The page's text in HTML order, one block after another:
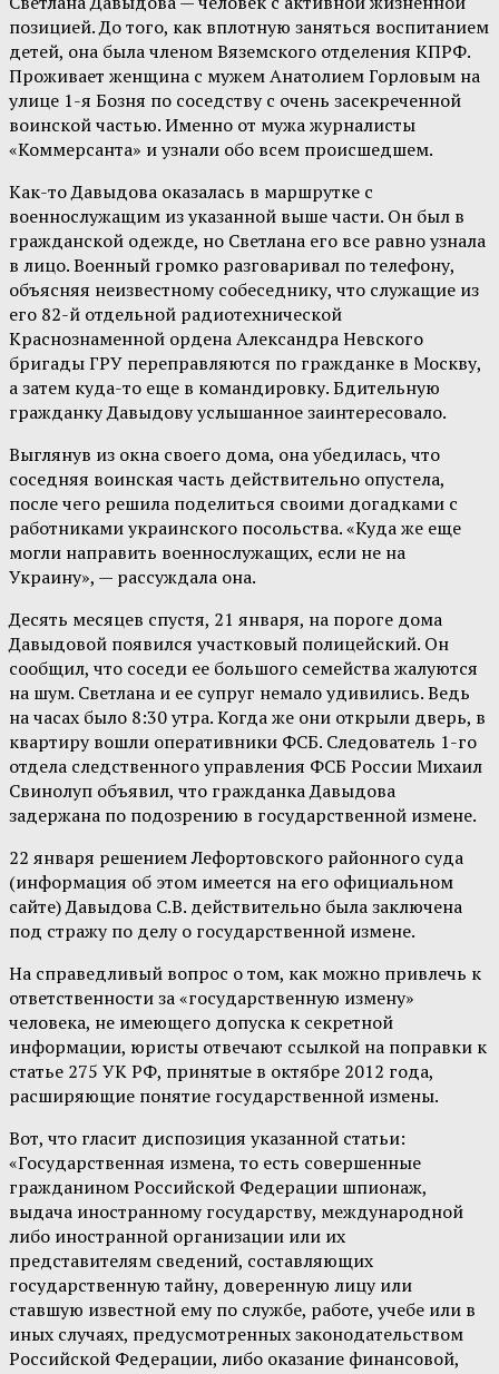
позицией. До того, как вплотную заняться воспитанием
детей, она была членом Вяземского отделения КПРФ.
Проживает женщина с мужем Анатолием Горловым на
улице 1-я Бозня по соседству с очень засекреченной
воинской частью. Именно от мужа журналисты
«Коммерсанта» и узнали обо всем происшедшем.
Как-то Давыдова оказалась в маршрутке с
военнослужащим из указанной выше части. Он был в
гражданской одежде, но Светлана его все равно узнала
в лицо. Военный громко разговаривал по телефону,
объясняя неизвестному собеседнику, что служащие из
его 82-й отдельной радиотехнической
Краснознаменной ордена Александра Невского
бригады ГРУ переправляются по гражданке в Москву,
а затем куда-то еще в командировку. Бдительную
гражданку Давыдову услышанное заинтересовало.
Выглянув из окна своего дома, она убедилась, что
соседняя воинская часть действительно опустела,
после чего решила поделиться своими догадками с
работниками украинского посольства. «Куда же еще
могли направить военнослужащих, если не на
Украину», — рассуждала она.
Десять месяцев спустя, 21 января, на пороге дома
Давыдовой появился участковый полицейский. Он
сообщил, что соседи ее большого семейства жалуются
на шум. Светлана и ее супруг немало удивились. Ведь
на часах было 8:30 утра. Когда же они открыли дверь, в
квартиру вошли оперативники ФСБ. Следователь 1-го
отдела следственного управления ФСБ России Михаил
Свинолуп объявил, что гражданка Давыдова
задержана по подозрению в государственной измене.
22 января решением Лефортовского районного суда
(информация об этом имеется на его официальном
сайте) Давыдова С.В. действительно была заключена
под стражу по делу о государственной измене.
На справедливый вопрос о том, как можно привлечь к
ответственности за «государственную измену»
человека, не имеющего допуска к секретной
информации, юристы отвечают ссылкой на поправки к
статье 275 УК РФ, принятые в октябре 2012 года,
расширяющие понятие государственной измены.
Вот, что гласит диспозиция указанной статьи:
«Государственная измена, то есть совершенные
гражданином Российской Федерации шпионаж,
выдача иностранному государству, международной
либо иностранной организации или их
представителям сведений, составляющих
государственную тайну, доверенную лицу или
ставшую известной ему по службе, работе, учебе или в
иных случаях, предусмотренных законодательством
Российской Федерации, либо оказание финансовой,